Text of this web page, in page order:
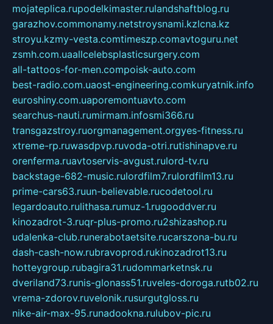
mojateplica.rupodelkimaster.rulandshaftblog.ru
garazhov.commonamy.netstroysnami.kzlcna.kz
stroyu.kzmy-vesta.comtimeszp.comavtoguru.net
zsmh.com.uaallcelebsplasticsurgery.com
all-tattoos-for-men.compoisk-auto.com
best-radio.com.uaost-engineering.comkuryatnik.info
euroshiny.com.uaporemontuavto.com
searchus-nauti.rumirmam.infosmi366.ru
transgazstroy.ruorgmanagement.orgyes-fitness.ru
xtreme-rp.ruwasdpvp.ruvoda-otri.rutishinapve.ru
orenferma.ruavtoservis-avgust.rulord-tv.ru
backstage-682-music.rulordfilm7.rulordfilm13.ru
prime-cars63.ruun-believable.rucodetool.ru
legardoauto.rulithasa.rumuz-1.rugooddver.ru
kinozadrot-3.ruqr-plus-promo.ru2shizashop.ru
udalenka-club.runerabotaetsite.rucarszona-bu.ru
dash-cash-now.rubravoprod.rukinozadrot13.ru
hotteygroup.rubagira31.rudommarketnsk.ru
dveriland73.runis-glonass51.ruveles-doroga.rutb02.ru
vrema-zdorov.ruvelonik.rusurgutgloss.ru
nike-air-max-95.runadookna.rulubov-pic.ru